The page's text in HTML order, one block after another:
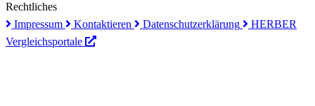
Rechtliches
Impressum
Kontaktieren Datenschutzerklärung
HERBER
Vergleichsportale